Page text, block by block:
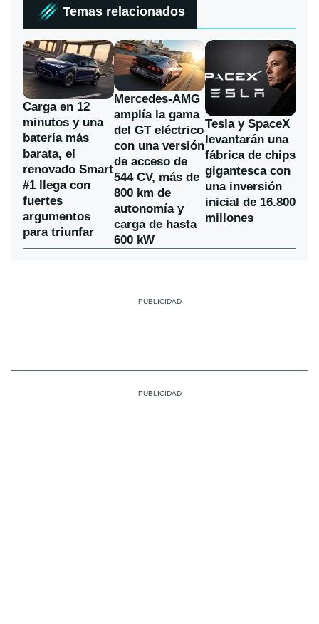
Temas relacionados
Carga en 12
minutos y una
batería más
barata, el
renovado Smart
#1 llega con
fuertes
argumentos
para triunfar
Mercedes-AMG
amplía la gama
del GT eléctrico
con una versión
de acceso de
544 CV, más de
800 km de
autonomía y
carga de hasta
600 kW
Tesla y SpaceX
levantarán una
fábrica de chips
gigantesca con
una inversión
inicial de 16.800
millones